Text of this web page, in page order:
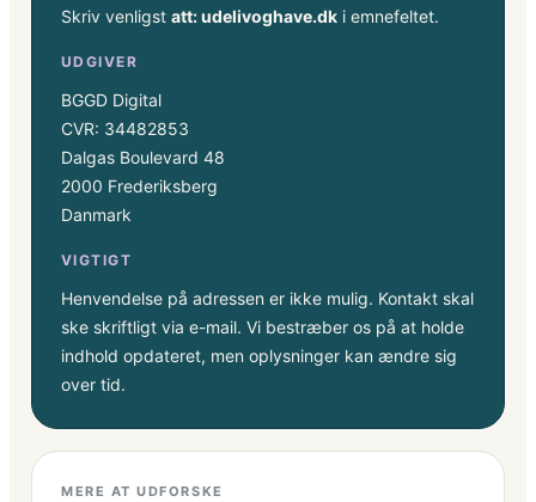
Skriv venligst att: udelivoghave.dk i emnefeltet.
UDGIVER
BGGD Digital
CVR: 34482853
Dalgas Boulevard 48
2000 Frederiksberg
Danmark
VIGTIGT
Henvendelse på adressen er ikke mulig. Kontakt skal
ske skriftligt via e-mail. Vi bestræber os på at holde
indhold opdateret, men oplysninger kan ændre sig
over tid.
MERE AT UDFORSKE